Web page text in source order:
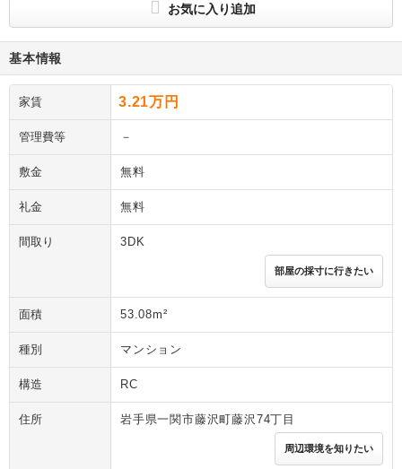
お気に入り追加
基本情報
家賃 3.21万円
管理費等 －
敷金 無料
礼金 無料
間取り 3DK
部屋の採寸に行きたい
面積 53.08m²
種別 マンション
構造 RC
住所 岩手県一関市藤沢町藤沢74丁目
周辺環境を知りたい